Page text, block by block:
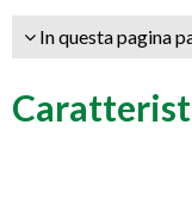
In questa pagina